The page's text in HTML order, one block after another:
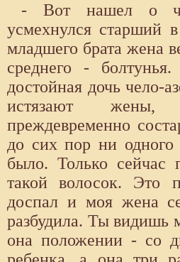
- Вот нашел о
усмехнулся старший
младшего брата жена
среднего -
достойная дочь чело-
истязают
преждевременно
до сих пор ни одного
было. Только сейчас
такой волосок. Это
доспал и моя жена
разбудила. Ты видишь
она положении - со